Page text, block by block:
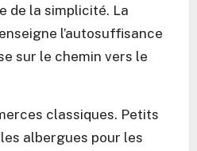
de la simplicité. La
l’autosuffisance
sur le chemin vers le
classiques. Petits
albergues pour les